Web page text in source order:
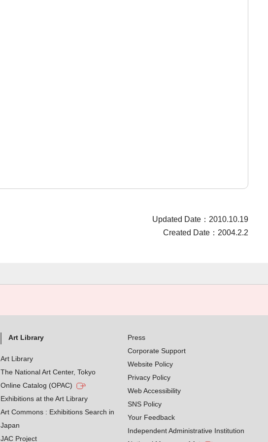
Updated Date：2010.10.19
Created Date：2004.2.2
Art Library
Art Library
The National Art Center, Tokyo
Online Catalog (OPAC)
Exhibitions at the Art Library
Art Commons : Exhibitions Search in
Japan
JAC Project
Press
Corporate Support
Website Policy
Privacy Policy
Web Accessibility
SNS Policy
Your Feedback
Independent Administrative Institution